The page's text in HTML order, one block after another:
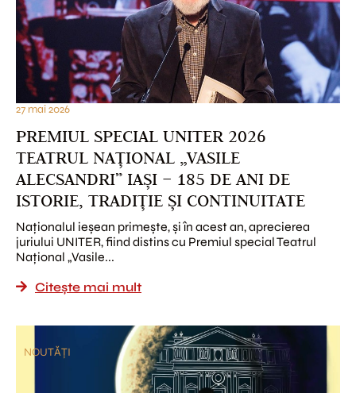
27 mai 2026
PREMIUL SPECIAL UNITER 2026
TEATRUL NAȚIONAL „VASILE
ALECSANDRI” IAȘI – 185 DE ANI DE
ISTORIE, TRADIȚIE ȘI CONTINUITATE
Naționalul ieșean primește, și în acest an, aprecierea
juriului UNITER, fiind distins cu Premiul special Teatrul
Național „Vasile...
Citește mai mult
NOUTĂȚI